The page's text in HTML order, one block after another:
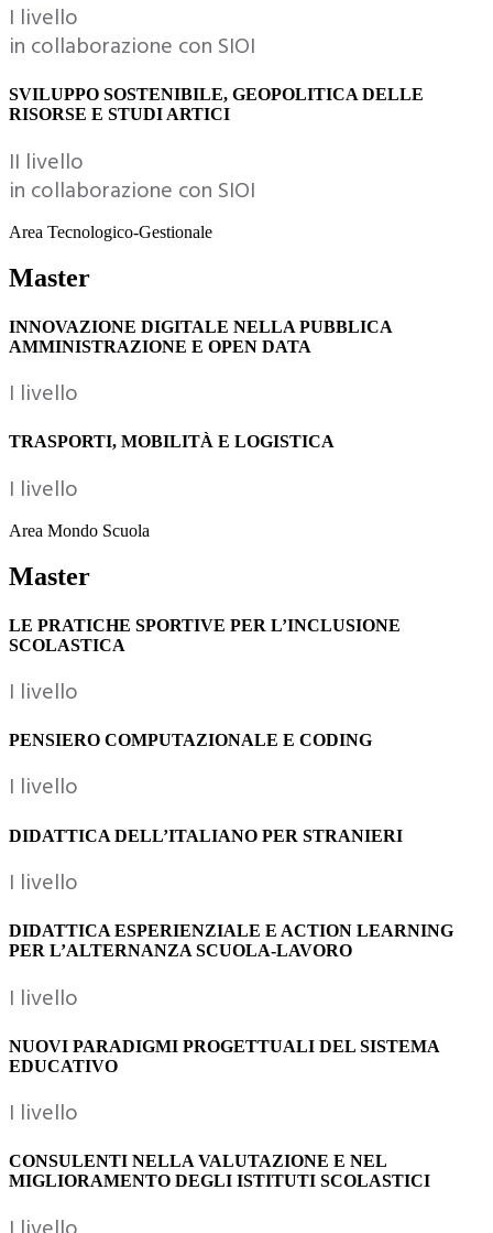
I livello
in collaborazione con SIOI
SVILUPPO SOSTENIBILE, GEOPOLITICA DELLE
RISORSE E STUDI ARTICI
II livello
in collaborazione con SIOI
Area Tecnologico-Gestionale
Master
INNOVAZIONE DIGITALE NELLA PUBBLICA
AMMINISTRAZIONE E OPEN DATA
I livello
TRASPORTI, MOBILITÀ E LOGISTICA
I livello
Area Mondo Scuola
Master
LE PRATICHE SPORTIVE PER L’INCLUSIONE
SCOLASTICA
I livello
PENSIERO COMPUTAZIONALE E CODING
I livello
DIDATTICA DELL’ITALIANO PER STRANIERI
I livello
DIDATTICA ESPERIENZIALE E ACTION LEARNING
PER L’ALTERNANZA SCUOLA-LAVORO
I livello
NUOVI PARADIGMI PROGETTUALI DEL SISTEMA
EDUCATIVO
I livello
CONSULENTI NELLA VALUTAZIONE E NEL
MIGLIORAMENTO DEGLI ISTITUTI SCOLASTICI